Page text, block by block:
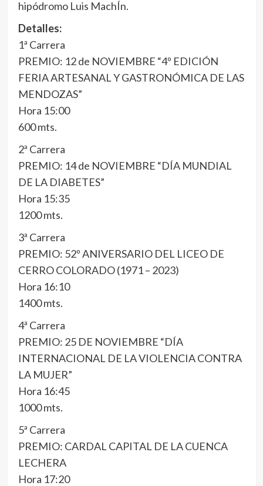
hipódromo Luis MachÍn.
Detalles:
1ª Carrera
PREMIO: 12 de NOVIEMBRE “4º EDICIÓN
FERIA ARTESANAL Y GASTRONÓMICA DE LAS
MENDOZAS”
Hora 15:00
600 mts.
2ª Carrera
PREMIO: 14 de NOVIEMBRE “DÍA MUNDIAL
DE LA DIABETES”
Hora 15:35
1200 mts.
3ª Carrera
PREMIO: 52º ANIVERSARIO DEL LICEO DE
CERRO COLORADO (1971 – 2023)
Hora 16:10
1400 mts.
4ª Carrera
PREMIO: 25 DE NOVIEMBRE “DÍA
INTERNACIONAL DE LA VIOLENCIA CONTRA
LA MUJER”
Hora 16:45
1000 mts.
5ª Carrera
PREMIO: CARDAL CAPITAL DE LA CUENCA
LECHERA
Hora 17:20